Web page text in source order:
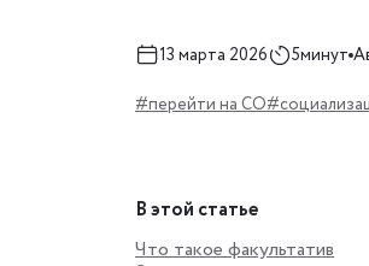
13 марта 2026 5минут
#перейти на СО
В этой статье
Что такое факультатив